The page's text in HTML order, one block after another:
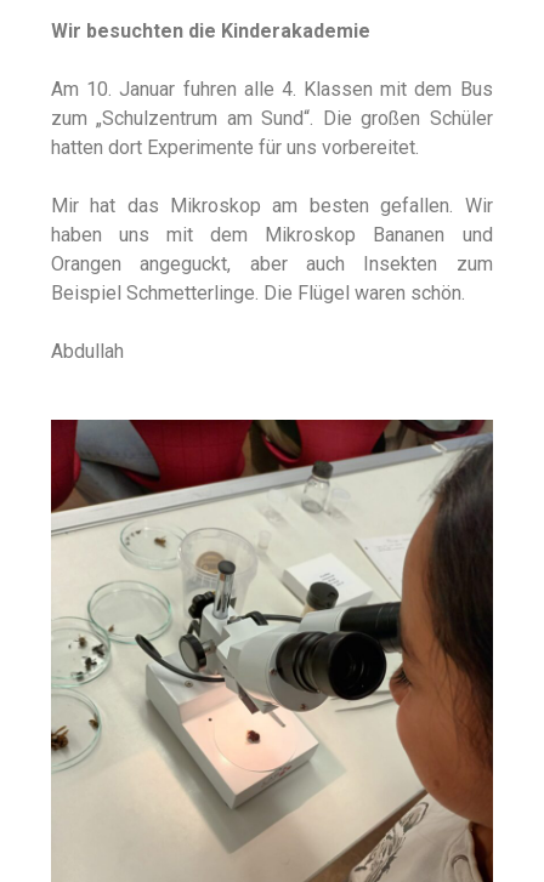
Wir besuchten die Kinderakademie
Am 10. Januar fuhren alle 4. Klassen mit dem Bus
zum „Schulzentrum am Sund“. Die großen Schüler
hatten dort Experimente für uns vorbereitet.
Mir hat das Mikroskop am besten gefallen. Wir
haben uns mit dem Mikroskop Bananen und
Orangen angeguckt, aber auch Insekten zum
Beispiel Schmetterlinge. Die Flügel waren schön.
Abdullah